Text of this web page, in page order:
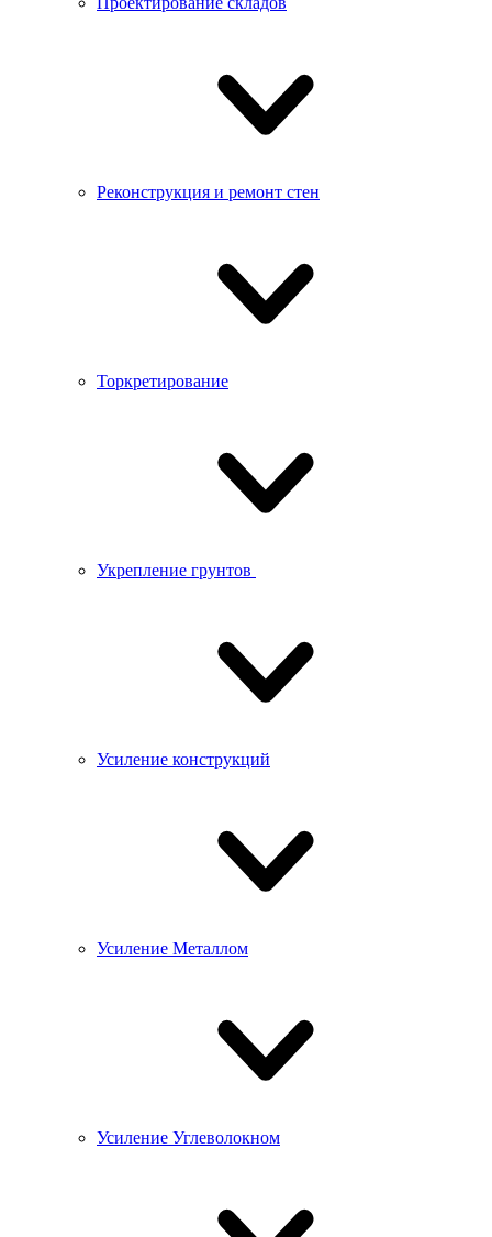
Реконструкция и ремонт стен
Торкретирование
Укрепление грунтов
Усиление конструкций
Усиление Металлом
Усиление Углеволокном